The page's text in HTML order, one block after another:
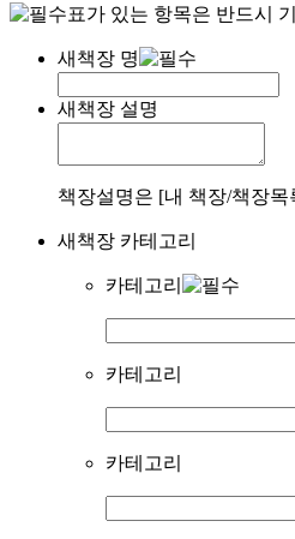
표가 있는 항목은 반드시
새책장 명
새책장 설명
책장설명은 [내 책장/책장
새책장 카테고리
카테고리
카테고리
카테고리